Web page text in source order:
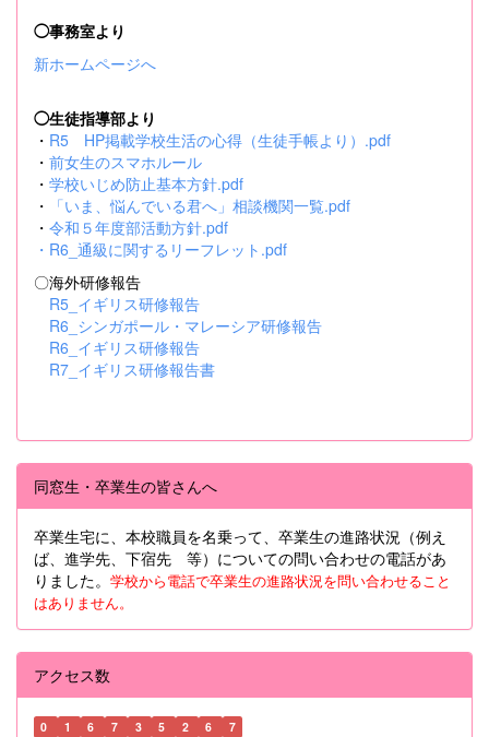
◯事務室より
新ホームページへ
◯生徒指導部より
・ R5 HP掲載学校生活の心得（生徒手帳より）.pdf
・ 前女生のスマホルール
・ 学校いじめ防止基本方針.pdf
・
「いま、悩んでいる君へ」相談機関一覧.pdf
・ 令和５年度部活動方針.pdf
・ R6_通級に関するリーフレット.pdf
〇海外研修報告
R5_イギリス研修報告
R6_シンガポール・マレーシア研修報告
R6_イギリス研修報告
R7_イギリス研修報告書
同窓生・卒業生の皆さんへ
卒業生宅に、本校職員を名乗って、卒業生の進路状況（例え
ば、進学先、下宿先 等）についての問い合わせの電話があ
りました。 学校から電話で卒業生の進路状況を問い合わせること
はありません。
アクセス数
0 1 6 7 3 5 2 6 7